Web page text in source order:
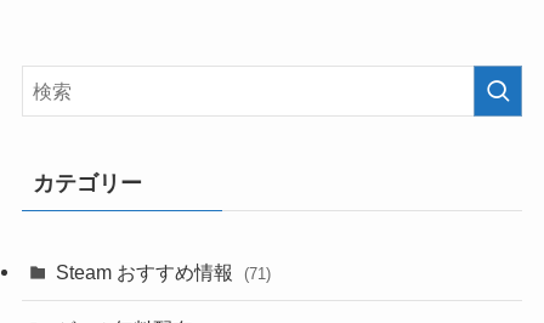
カテゴリー
Steam おすすめ情報 (71)